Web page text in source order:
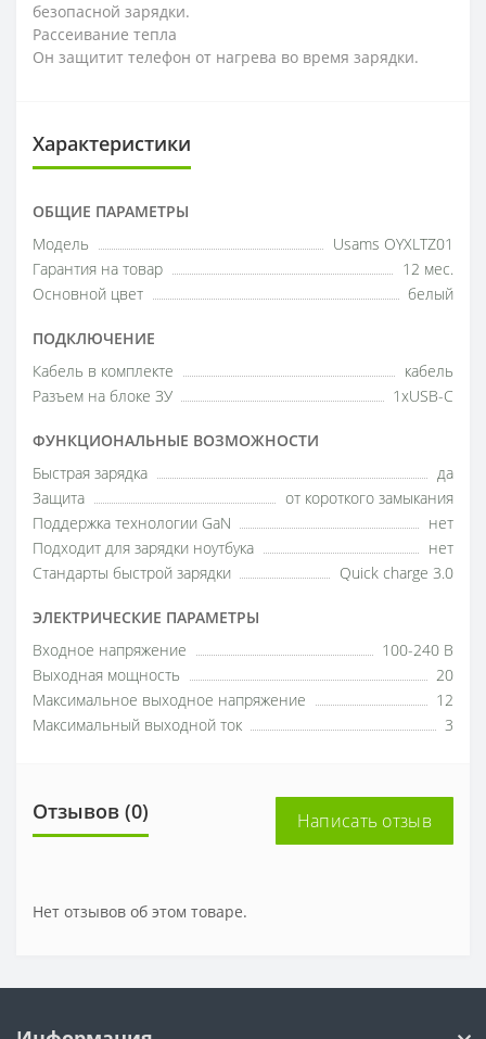
безопасной зарядки.
Рассеивание тепла
Он защитит телефон от нагрева во время зарядки.
Характеристики
ОБЩИЕ ПАРАМЕТРЫ
Модель
Usams OYXLTZ01
Гарантия на товар
12 мес.
Основной цвет
белый
ПОДКЛЮЧЕНИЕ
Кабель в комплекте
кабель
Разъем на блоке ЗУ
1xUSB-C
ФУНКЦИОНАЛЬНЫЕ ВОЗМОЖНОСТИ
Быстрая зарядка
да
Защита
от короткого замыкания
Поддержка технологии GaN
нет
Подходит для зарядки ноутбука
нет
Стандарты быстрой зарядки
Quick charge 3.0
ЭЛЕКТРИЧЕСКИЕ ПАРАМЕТРЫ
Входное напряжение
100-240 В
Выходная мощность
20
Максимальное выходное напряжение
12
Максимальный выходной ток
3
Отзывов (0) Написать отзыв
Нет отзывов об этом товаре.